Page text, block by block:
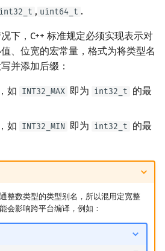
, uint64_t .
下，C++ 标准规定必须实现表示对
、位宽的宏常量，格式为将类型名
并添加后缀：
如 INT32_MAX 即为 int32_t 的最
如 INT32_MIN 即为 int32_t 的最
整数类型的类型别名，所以混用定宽整
会影响跨平台编译，例如：